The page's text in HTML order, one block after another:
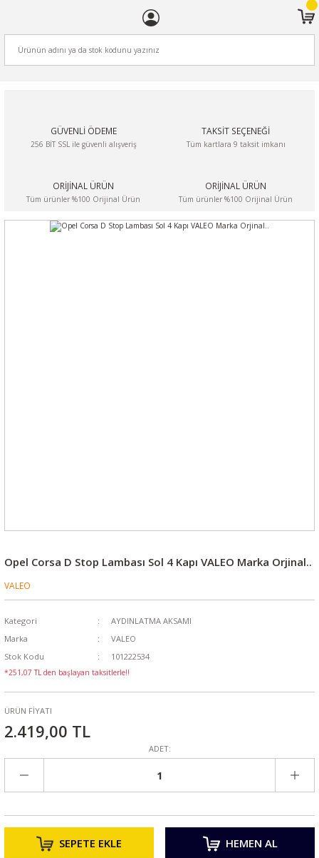
GÜVENLİ ÖDEME
256 BİT SSL ile güvenli alışveriş
TAKSİT SEÇENEĞİ
Tüm kartlara 9 taksit imkanı
ORİJİNAL ÜRÜN
Tüm ürünler %100 Orijinal Ürün
ORİJİNAL ÜRÜN
Tüm ürünler %100 Orijinal Ürün
Opel Corsa D Stop Lambası Sol 4 Kapı VALEO Marka Orjinal..
VALEO
Kategori
AYDINLATMA AKSAMI
Marka
VALEO
Stok Kodu
101222534
*251,07 TL den başlayan taksitlerle!!
ÜRÜN FİYATI
2.419,00 TL
ADET:
SEPETE EKLE HEMEN AL